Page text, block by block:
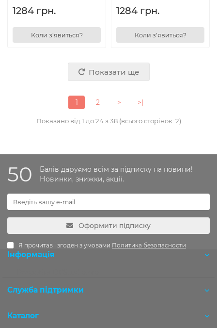
1284 грн.
Коли з'явиться?
1284 грн.
Коли з'явиться?
Показати ще
1 2 > >|
Показано від 1 до 24 з 38 (всього сторінок: 2)
50
Балів даруємо всім за підписку на новини!
Новинки, знижки, акції.
Оформити підписку
Я прочитав і згоден з умовами Политика безопасности
Інформація
Служба підтримки
Каталог